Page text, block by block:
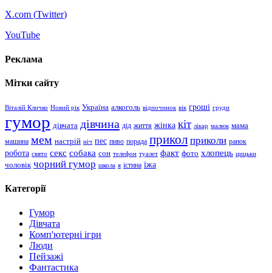
X.com (Twitter)
YouTube
Реклама
Мітки сайту
Віталій Кличко Новий рік Україна алкоголь відпочинок вік гроші груди
гумор дівчата дівчина дід життя жінка кіт лікар малюк мама
машина мем настрій ніч пес пиво порада прикол приколи ранок
робота свято секс собака сон телефон туалет факт фото хлопець цицьки
чоловік чорний гумор школа я істина їжа
Категорії
Гумор
Дівчата
Комп'ютерні ігри
Люди
Пейзажі
Фантастика